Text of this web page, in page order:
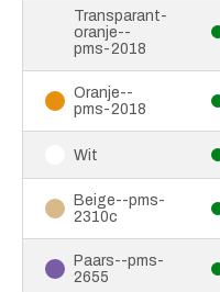
Transparant-
oranje--
pms-2018
Oranje--
pms-2018
Wit
Beige--pms-
2310c
Paars--pms-
2655